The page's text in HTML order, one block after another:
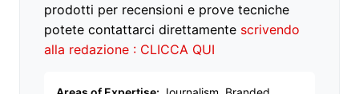
prodotti per recensioni e prove tecniche
potete contattarci direttamente scrivendo
alla redazione : CLICCA QUI